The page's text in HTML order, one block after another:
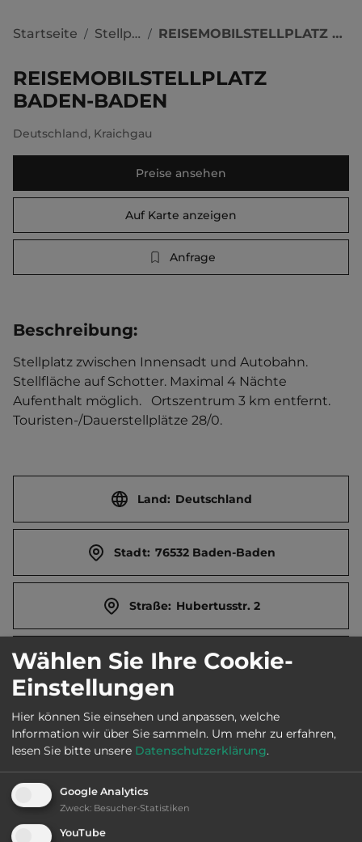
Startseite / Stellplätze / REISEMOBILSTELLPLATZ BADEN-BADEN
REISEMOBILSTELLPLATZ
BADEN-BADEN
Deutschland, Kraichgau
Preise ansehen
Auf Karte anzeigen
Anfrage
Beschreibung:
Stellplatz zwischen Innensadt und Autobahn.
Stellfläche auf Schotter. Maximal 4 Nächte
Aufenthalt möglich.   Ortszentrum 3 km entfernt.
Touristen-/Dauerstellplätze 28/0.
Land: Deutschland
Stadt: 76532 Baden-Baden
Straße: Hubertusstr. 2
E-Mail: info@baden-baden.com
Webseite: www.baden-baden.de
Wählen Sie Ihre Cookie-
Einstellungen
Hier können Sie einsehen und anpassen, welche
Information wir über Sie sammeln. Um mehr zu erfahren,
lesen Sie bitte unsere Datenschutzerklärung.
Google Analytics
Zweck: Besucher-Statistiken
YouTube